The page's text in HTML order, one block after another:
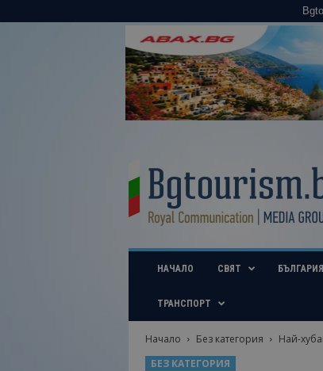
u
i
b
НАЧАЛО СВЯТ БЪЛГАРИЯ
ТРАНСПОРТ
Начало Без категория
Най-
БЕЗ КАТЕГОРИЯ